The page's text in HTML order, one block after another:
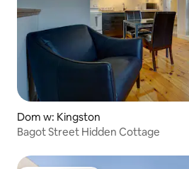
Dom w: Kingston
Bagot Street Hidden Cottage